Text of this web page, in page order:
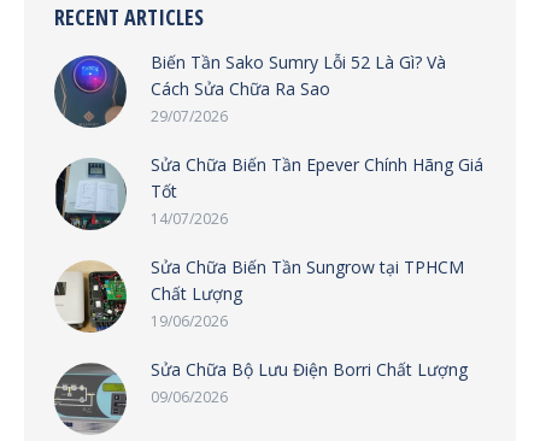
RECENT ARTICLES
Biến Tần Sako Sumry Lỗi 52 Là Gì? Và
Cách Sửa Chữa Ra Sao
29/07/2026
Sửa Chữa Biến Tần Epever Chính Hãng Giá
Tốt
14/07/2026
Sửa Chữa Biến Tần Sungrow tại TPHCM
Chất Lượng
19/06/2026
Sửa Chữa Bộ Lưu Điện Borri Chất Lượng
09/06/2026